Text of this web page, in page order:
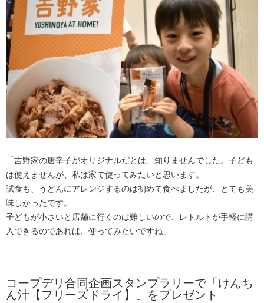
「吉野家の唐辛子がオリジナルだとは、知りませんでした。子ども
は使えませんが、私は家で使ってみたいと思います。
試食も、うどんにアレンジするのは初めて食べましたが、とても美
味しかったです。
子どもが小さいと店舗に行くのは難しいので、レトルトが手軽に購
入できるのであれば、使ってみたいですね」
コープデリ合同企画スタンプラリーで「けんち
ん汁【フリーズドライ】」をプレゼント